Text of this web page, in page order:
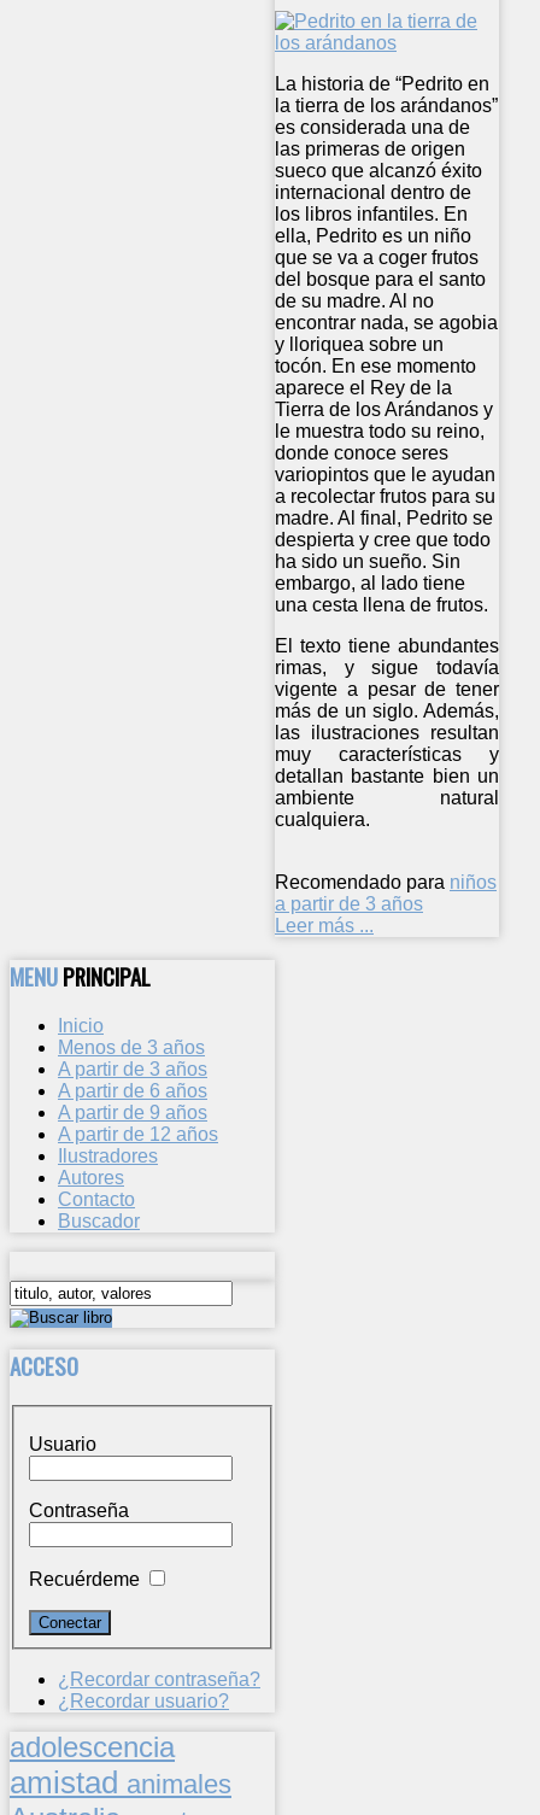
La historia de “Pedrito en
la tierra de los arándanos”
es considerada una de
las primeras de origen
sueco que alcanzó éxito
internacional dentro de
los libros infantiles. En
ella, Pedrito es un niño
que se va a coger frutos
del bosque para el santo
de su madre. Al no
encontrar nada, se agobia
y lloriquea sobre un
tocón. En ese momento
aparece el Rey de la
Tierra de los Arándanos y
le muestra todo su reino,
donde conoce seres
variopintos que le ayudan
a recolectar frutos para su
madre. Al final, Pedrito se
despierta y cree que todo
ha sido un sueño. Sin
embargo, al lado tiene
una cesta llena de frutos.
El texto tiene abundantes
rimas, y sigue todavía
vigente a pesar de tener
más de un siglo. Además,
las ilustraciones resultan
muy características y
detallan bastante bien un
ambiente natural
cualquiera.
Recomendado para niños
a partir de 3 años
Leer más ...
MENUPRINCIPAL
Inicio
Menos de 3 años
A partir de 3 años
A partir de 6 años
A partir de 9 años
A partir de 12 años
Ilustradores
Autores
Contacto
Buscador
ACCESO
Usuario
Contraseña
Recuérdeme
¿Recordar contraseña?
¿Recordar usuario?
adolescencia
amistad animales